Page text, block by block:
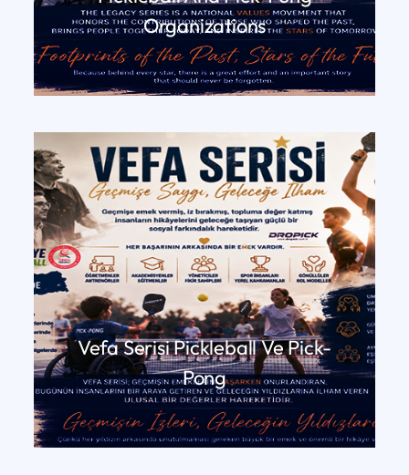
Organizations
DEVAMINI OKU
Vefa Serisi Pickleball Ve Pick-
Pong
DEVAMINI OKU